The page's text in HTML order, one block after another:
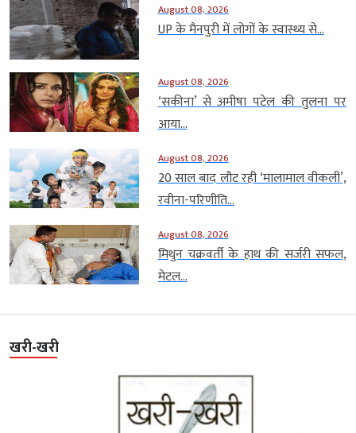
August 08, 2026
UP के मैनपुरी में लोगों के स्वास्थ्य से...
August 08, 2026
‘सकीना’ से अमीषा पटेल की तुलना पर
आया...
August 08, 2026
20 साल बाद लौट रही ‘मालामाल वीकली’,
रवीना-परिणीति...
August 08, 2026
मिथुन चक्रवर्ती के हाथ की सर्जरी सफल,
मेटल...
खरी-खरी